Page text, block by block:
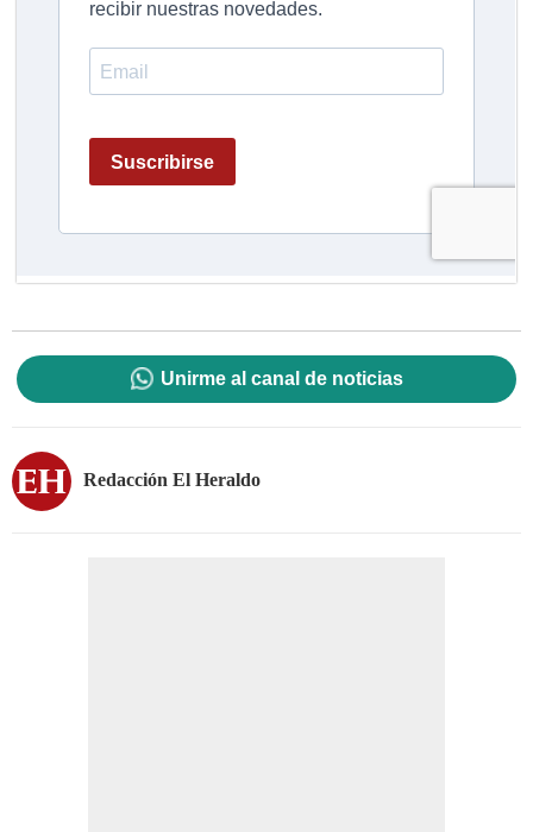
Unirme al canal de noticias
Redacción El Heraldo